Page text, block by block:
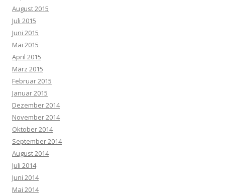
August 2015
Juli 2015
Juni 2015
Mai 2015
April 2015
März 2015
Februar 2015
Januar 2015
Dezember 2014
November 2014
Oktober 2014
September 2014
August 2014
Juli 2014
Juni 2014
Mai 2014